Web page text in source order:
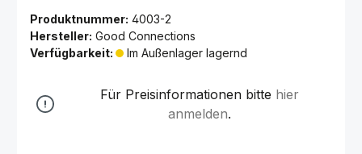
Produktnummer: 4003-2
Hersteller: Good Connections
Verfügbarkeit:
Im Außenlager lagernd
Für Preisinformationen bitte hier
anmelden.